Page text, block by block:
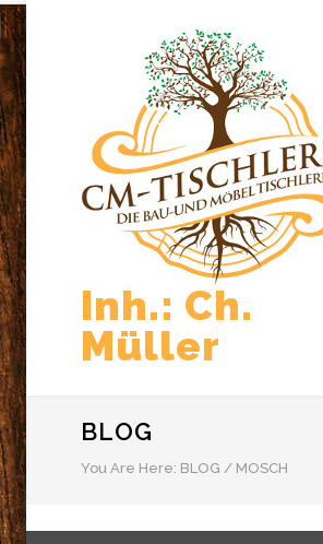
Inh.: Ch.
Müller
BLOG
You Are Here: BLOG / MOSCH